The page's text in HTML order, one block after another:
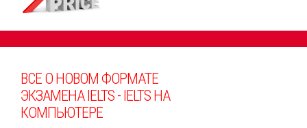
ВСЕ О НОВОМ ФОРМАТЕ
ЭКЗАМЕНА IELTS - IELTS НА
КОМПЬЮТЕРЕ